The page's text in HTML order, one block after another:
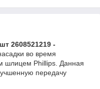
2608521219 -
во время
шлицем Phillips. Данная
передачу